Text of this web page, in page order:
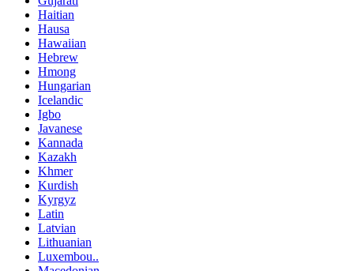
Haitian
Hausa
Hawaiian
Hebrew
Hmong
Hungarian
Icelandic
Igbo
Javanese
Kannada
Kazakh
Khmer
Kurdish
Kyrgyz
Latin
Latvian
Lithuanian
Luxembou..